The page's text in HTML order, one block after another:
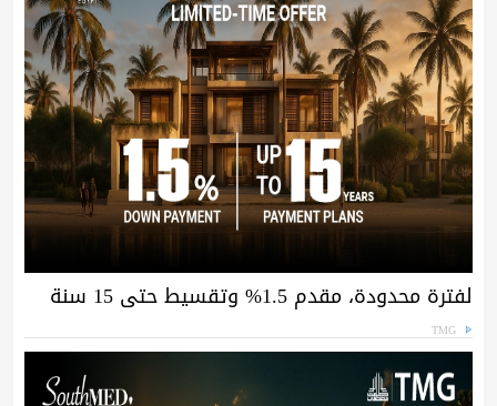
لفترة محدودة، مقدم 1.5% وتقسيط حتى 15 سنة
TMG